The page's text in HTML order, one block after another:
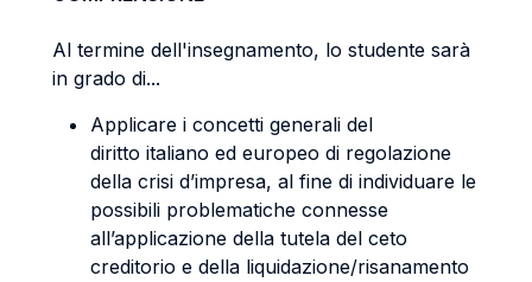
Al termine dell'insegnamento, lo studente sarà
in grado di...
Applicare i concetti generali del
diritto italiano ed europeo di regolazione
della crisi d’impresa, al fine di individuare le
possibili problematiche connesse
all’applicazione della tutela del ceto
creditorio e della liquidazione/risanamento